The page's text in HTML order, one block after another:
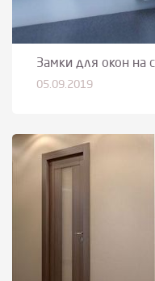
Замки для окон на
05.09.2019